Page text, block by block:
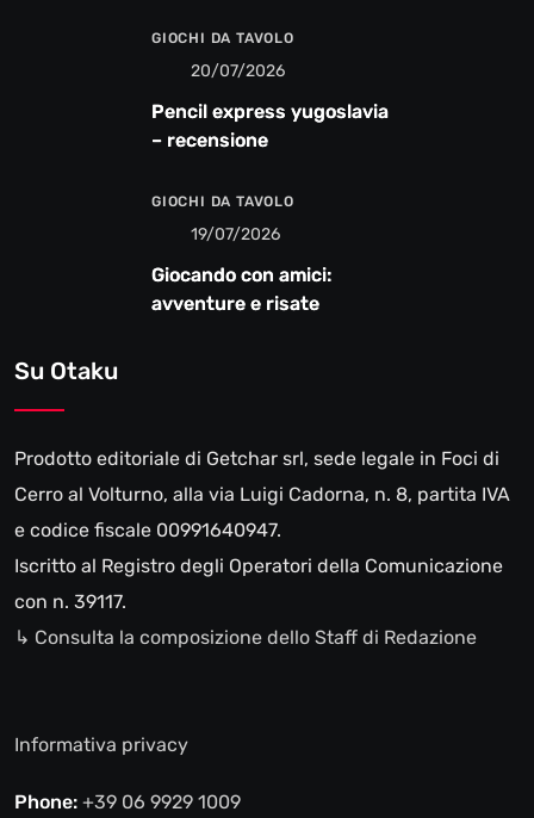
GIOCHI DA TAVOLO
20/07/2026
Pencil express yugoslavia
– recensione
GIOCHI DA TAVOLO
19/07/2026
Giocando con amici:
avventure e risate
Su Otaku
Prodotto editoriale di Getchar srl, sede legale in Foci di
Cerro al Volturno, alla via Luigi Cadorna, n. 8, partita IVA
e codice fiscale 00991640947.
Iscritto al Registro degli Operatori della Comunicazione
con n. 39117.
↳ Consulta la composizione dello Staff di Redazione
Informativa privacy
Phone: +39 06 9929 1009